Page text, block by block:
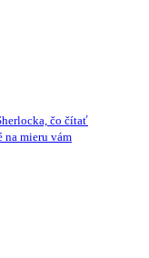
čo čítať
mieru vám